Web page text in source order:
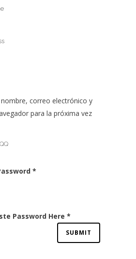
correo electrónico y
para la próxima vez
*
Password Here *